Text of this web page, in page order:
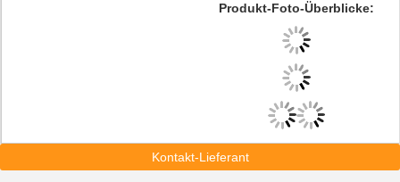
Produkt-Foto-Überblicke:
Kontakt-Lieferant